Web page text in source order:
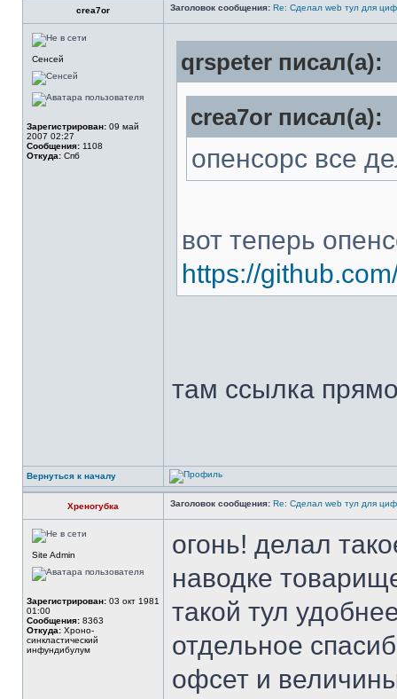
crea7or Заголовок сообщения: Re: Сделал web тул для
Сенсей
Зарегистрирован: 09 май
2007 02:27
Сообщения: 1108
Откуда: Спб
qrspeter писал(а):
crea7or писал(а):
опенсорс все
вот теперь
https://
там ссылка
Вернуться к началу
Хреногубка Заголовок сообщения: Re: Сделал web тул для
Site Admin
Зарегистрирован: 03 окт 1981
01:00
Сообщения: 8363
Откуда: Xроно-
синкластический
инфундибулум
огонь! делал
наводке
такой тул
отдельное
офсет и